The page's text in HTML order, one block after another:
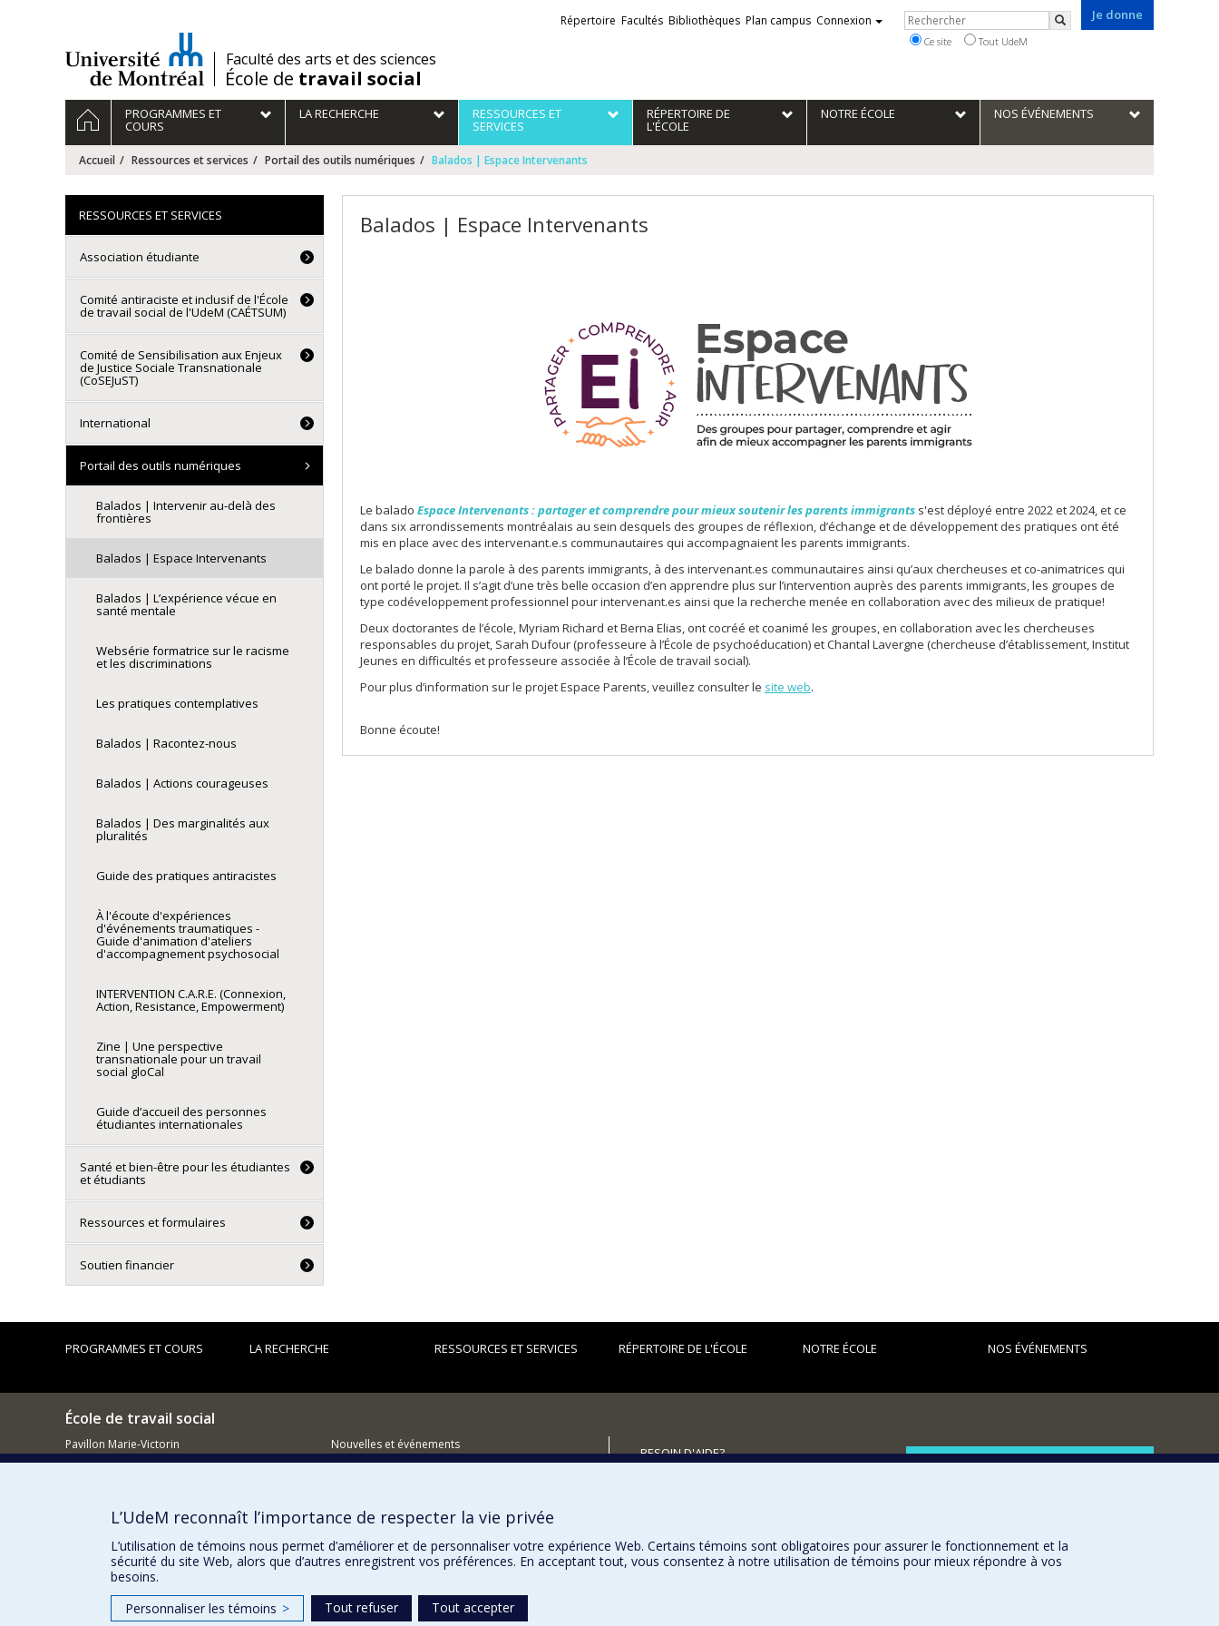
/Faculté des arts et des sciences
École de travail social
Je donne
Liens
externes
Répertoire Facultés Bibliothèques Plan campus Connexion Rechercher
Rechercher
Ce site Tout UdeM
Navigation
principale
ACCUEILPROGRAMMES ET
COURS
LA RECHERCHE RESSOURCES ET
SERVICES
RÉPERTOIRE DE
L'ÉCOLE
NOTRE ÉCOLE NOS ÉVÉNEMENTS
Accueil Ressources et services Portail des outils numériques Balados | Espace Intervenants
Balados | Espace Intervenants
Le balado Espace Intervenants : partager et comprendre pour mieux soutenir les parents immigrants s'est déployé entre 2022 et 2024, et ce
dans six arrondissements montréalais au sein desquels des groupes de réflexion, d’échange et de développement des pratiques ont été
mis en place avec des intervenant.e.s communautaires qui accompagnaient les parents immigrants.
Le balado donne la parole à des parents immigrants, à des intervenant.es communautaires ainsi qu’aux chercheuses et co-animatrices qui
ont porté le projet. Il s’agit d’une très belle occasion d’en apprendre plus sur l’intervention auprès des parents immigrants, les groupes de
type codéveloppement professionnel pour intervenant.es ainsi que la recherche menée en collaboration avec des milieux de pratique!
Deux doctorantes de l’école, Myriam Richard et Berna Elias, ont cocréé et coanimé les groupes, en collaboration avec les chercheuses
responsables du projet, Sarah Dufour (professeure à l’École de psychoéducation) et Chantal Lavergne (chercheuse d’établissement, Institut
Jeunes en difficultés et professeure associée à l’École de travail social).
Pour plus d’information sur le projet Espace Parents, veuillez consulter le site web.
Bonne écoute!
RESSOURCES ET SERVICES
Association étudiante
Comité antiraciste et inclusif de l'École
de travail social de l'UdeM (CAÉTSUM)
Comité de Sensibilisation aux Enjeux
de Justice Sociale Transnationale
(CoSEJuST)
International
Portail des outils numériques
Balados | Intervenir au-delà des
frontières
Balados | Espace Intervenants
Balados | L’expérience vécue en
santé mentale
Websérie formatrice sur le racisme
et les discriminations
Les pratiques contemplatives
Balados | Racontez-nous
Balados | Actions courageuses
Balados | Des marginalités aux
pluralités
Guide des pratiques antiracistes
À l'écoute d'expériences
d'événements traumatiques -
Guide d'animation d'ateliers
d'accompagnement psychosocial
INTERVENTION C.A.R.E. (Connexion,
Action, Resistance, Empowerment)
Zine | Une perspective
transnationale pour un travail
social gloCal
Guide d’accueil des personnes
étudiantes internationales
Santé et bien-être pour les étudiantes
et étudiants
Ressources et formulaires
Soutien financier
PROGRAMMES ET COURS LA RECHERCHE RESSOURCES ET SERVICES RÉPERTOIRE DE L'ÉCOLE NOTRE ÉCOLE NOS ÉVÉNEMENTS
École de travail social
Pavillon Marie-Victorin
Nouvelles et événements
BESOIN D'AIDE?
FACULTÉ DES ARTS ET DES SCIENCES
Nos programmes et cours
L’UdeM reconnaît l’importance de respecter la vie privée
L’utilisation de témoins nous permet d’améliorer et de personnaliser votre expérience Web. Certains témoins sont obligatoires pour assurer le fonctionnement et la
sécurité du site Web, alors que d’autres enregistrent vos préférences. En acceptant tout, vous consentez à notre utilisation de témoins pour mieux répondre à vos
besoins.
Personnaliser les témoins > Tout refuser Tout accepter